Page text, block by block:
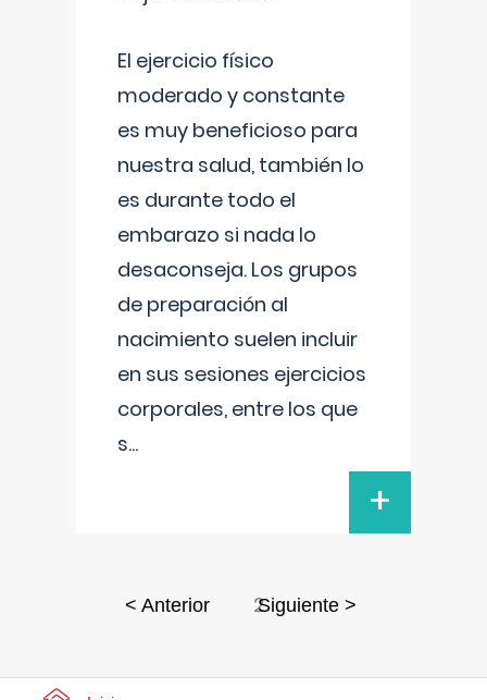
El ejercicio físico
moderado y constante
es muy beneficioso para
nuestra salud, también lo
es durante todo el
embarazo si nada lo
desaconseja. Los grupos
de preparación al
nacimiento suelen incluir
en sus sesiones ejercicios
corporales, entre los que
s...
+
< Anterior 2Siguiente >